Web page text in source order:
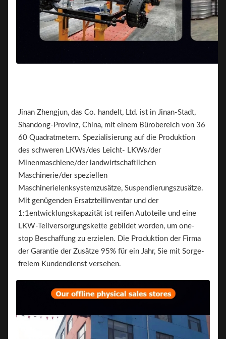
Jinan Zhengjun, das Co. handelt, Ltd. ist in Jinan-Stadt,
Shandong-Provinz, China, mit einem Bürobereich von 36
60 Quadratmetern. Spezialisierung auf die Produktion
des schweren LKWs/des Leicht- LKWs/der
Minenmaschiene/der landwirtschaftlichen
Maschinerie/der speziellen
Maschinerielenksystemzusätze, Suspendierungszusätze.
Mit genügenden Ersatzteilinventar und der
1:1entwicklungskapazität ist reifen Autoteile und eine
LKW-Teilversorgungskette gebildet worden, um one-
stop Beschaffung zu erzielen. Die Produktion der Firma
der Garantie der Zusätze 95% für ein Jahr, Sie mit Sorge-
freiem Kundendienst versehen.